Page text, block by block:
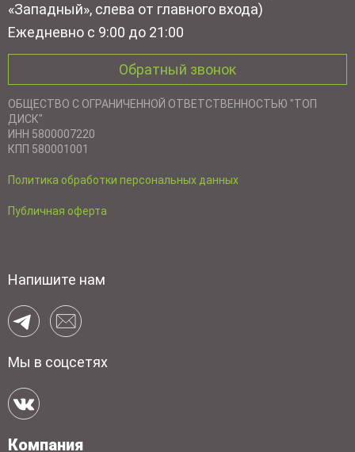
«Западный», слева от главного входа)
Ежедневно с 9:00 до 21:00
Обратный звонок
ОБЩЕСТВО С ОГРАНИЧЕННОЙ ОТВЕТСТВЕННОСТЬЮ "ТОП
ДИСК"
ИНН 5800007220
КПП 580001001
Политика обработки персональных данных
Публичная оферта
Напишите нам
Мы в соцсетях
Компания